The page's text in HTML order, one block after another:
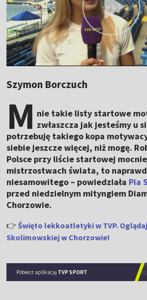
Szymon Borczuch
M nie takie listy startowe
zwłaszcza jak jesteśmy u
potrzebuję takiego kopa
siebie jeszcze więcej, niż mogę.
Polsce przy liście startowej
mistrzostwach świata, to
niesamowitego – powiedziała Pia
przed niedzielnym mityngiem
Chorzowie.
👉Święto lekkoatletyki w TVP.
Skolimowskiej w Chorzowie!
Pobierz aplikację TVP SPORT